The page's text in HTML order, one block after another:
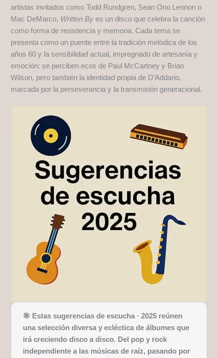
artistas invitados como Todd Rundgren, Sean Ono Lennon o
Mac DeMarco, Written By es un disco que celebra la canción
como forma de resistencia y memoria. Cada tema se
presenta como un puente entre la tradición melódica de los
años 60 y la sensibilidad actual, impregnado de artesanía y
emoción: se perciben ecos de Paul McCartney y Brian
Wilson, pero también la identidad propia de D’Addario,
marcada por la perseverancia y la transmisión generacional.
🎯 Estas sugerencias de escucha · 2025 reúnen
una selección diversa y ecléctica de álbumes que
irá creciendo disco a disco. Del pop y rock
independiente a las músicas de raíz, pasando por